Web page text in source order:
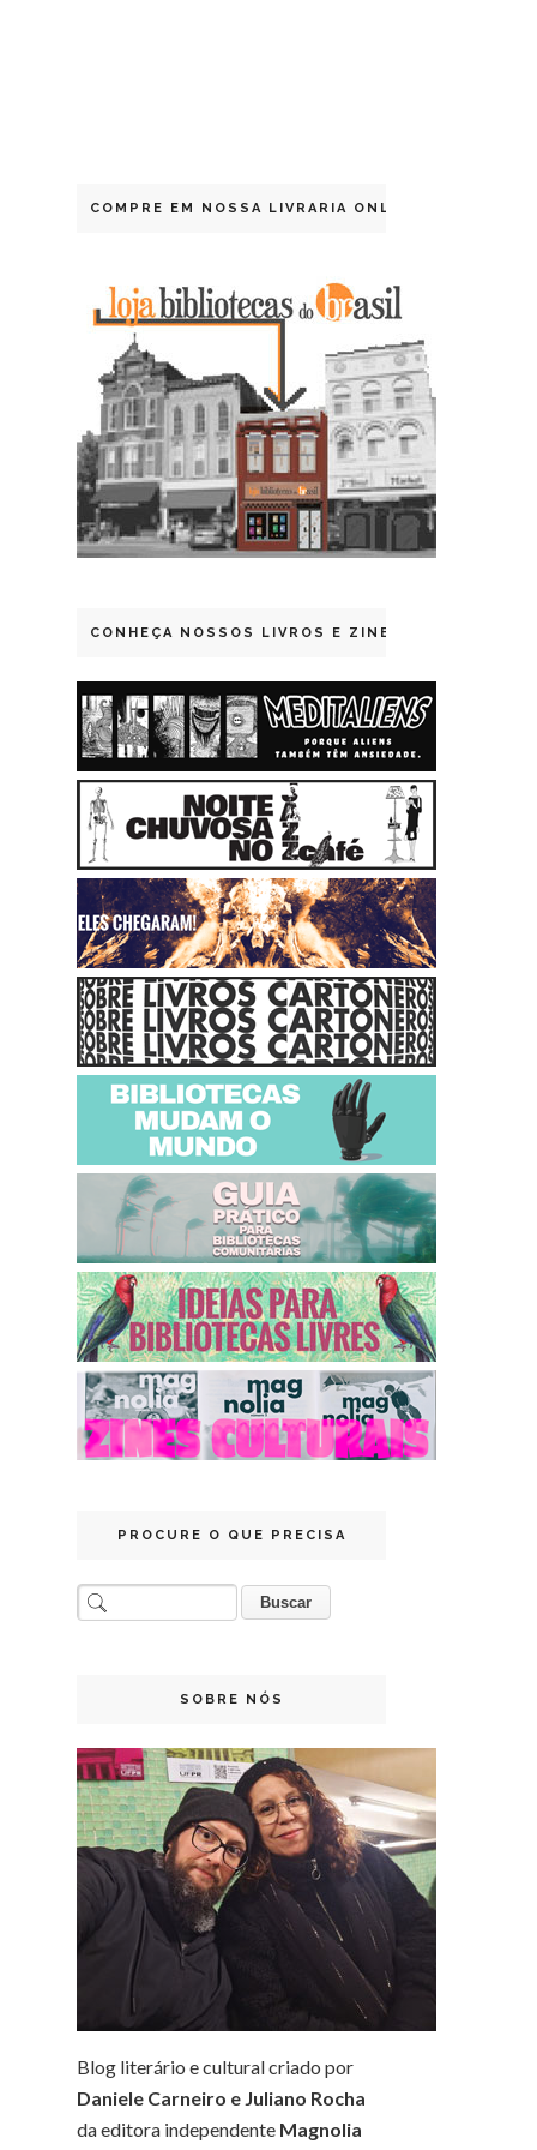
COMPRE EM NOSSA LIVRARIA ONLINE
CONHEÇA NOSSOS LIVROS E ZINES
PROCURE O QUE PRECISA
SOBRE NÓS
Blog literário e cultural criado por
Daniele Carneiro e Juliano Rocha
da editora independente Magnolia